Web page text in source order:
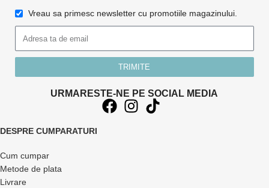
Vreau sa primesc newsletter cu promotiile magazinului.
TRIMITE
URMARESTE-NE PE SOCIAL MEDIA
DESPRE CUMPARATURI
Cum cumpar
Metode de plata
Livrare